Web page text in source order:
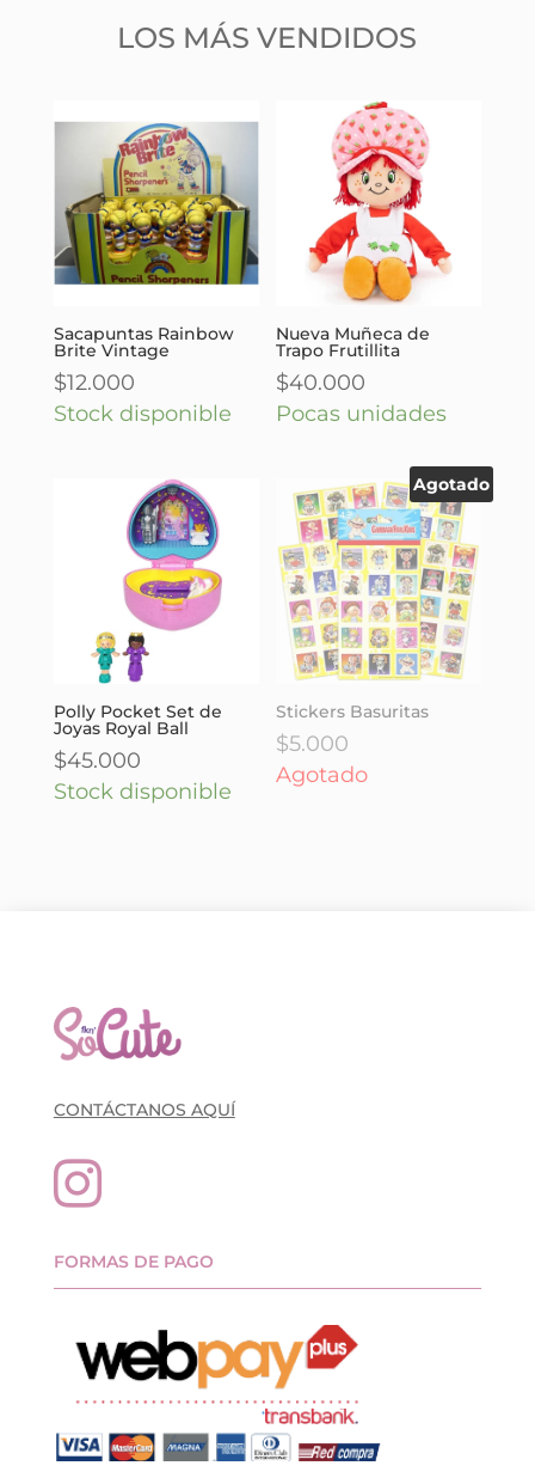
LOS MÁS VENDIDOS
Sacapuntas Rainbow
Brite Vintage
$12.000
Stock disponible
Nueva Muñeca de
Trapo Frutillita
$40.000
Pocas unidades
Polly Pocket Set de
Joyas Royal Ball
$45.000
Stock disponible
Agotado
Stickers Basuritas
$5.000
Agotado
CONTÁCTANOS AQUÍ

FORMAS DE PAGO